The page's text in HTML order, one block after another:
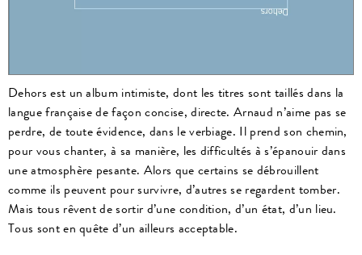
Dehors est un album intimiste, dont les titres sont taillés dans la
langue française de façon concise, directe. Arnaud n’aime pas se
perdre, de toute évidence, dans le verbiage. Il prend son chemin,
pour vous chanter, à sa manière, les difficultés à s’épanouir dans
une atmosphère pesante. Alors que certains se débrouillent
comme ils peuvent pour survivre, d’autres se regardent tomber.
Mais tous rêvent de sortir d’une condition, d’un état, d’un lieu.
Tous sont en quête d’un ailleurs acceptable.